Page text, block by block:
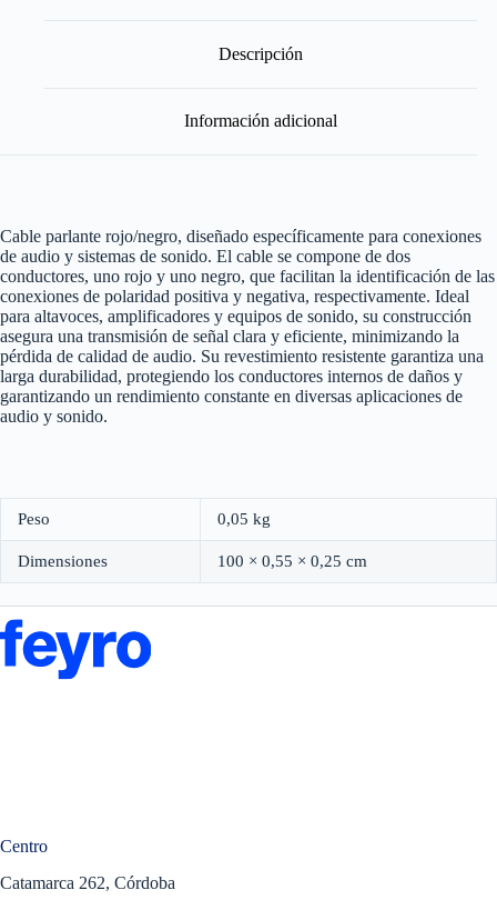
Descripción
Información adicional
Cable parlante rojo/negro, diseñado específicamente para conexiones
de audio y sistemas de sonido. El cable se compone de dos
conductores, uno rojo y uno negro, que facilitan la identificación de las
conexiones de polaridad positiva y negativa, respectivamente. Ideal
para altavoces, amplificadores y equipos de sonido, su construcción
asegura una transmisión de señal clara y eficiente, minimizando la
pérdida de calidad de audio. Su revestimiento resistente garantiza una
larga durabilidad, protegiendo los conductores internos de daños y
garantizando un rendimiento constante en diversas aplicaciones de
audio y sonido.
Peso 0,05 kg
Dimensiones 100 × 0,55 × 0,25 cm
Centro
Catamarca 262, Córdoba